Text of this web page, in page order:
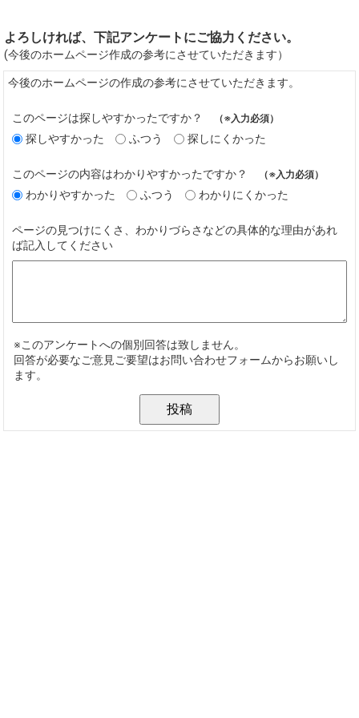
よろしければ、下記アンケートにご協力ください。
(今後のホームページ作成の参考にさせていただきます）
今後のホームページの作成の参考にさせていただきます。
このページは探しやすかったですか？ （※入力必須）
探しやすかった ふつう 探しにくかった
このページの内容はわかりやすかったですか？ （※入力必須）
わかりやすかった ふつう わかりにくかった
ページの見つけにくさ、わかりづらさなどの具体的な理由があれ
ば記入してください
※このアンケートへの個別回答は致しません。
回答が必要なご意見ご要望はお問い合わせフォームからお願いし
ます。